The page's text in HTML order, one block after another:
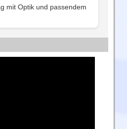
mit Optik und passendem